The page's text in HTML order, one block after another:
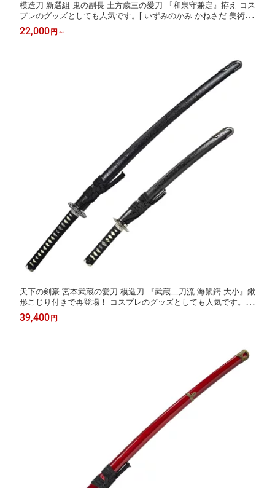
模造刀 新選組 鬼の副長 土方歳三の愛刀 『和泉守兼定』拵え コス
プレのグッズとしても人気です。[ いずみのかみ かねさだ 美術刀
剣 模造刀 模擬刀 美術刀 日本刀 大刀 刀剣 印伝風朱塗り 抜刀 赤
新撰組 コスプレ 観賞用 ] クリーニングクロス付
22,000 円 ～
天下の剣豪 宮本武蔵の愛刀 模造刀 『武蔵二刀流 海鼠鍔 大小』鍬
形こじり付きで再登場！ コスプレのグッズとしても人気です。 [
美術刀剣 模造刀 模擬刀 美術刀 日本刀 刀 コスプレ 黒鞘 大刀小刀
セット 観賞用 抜刀 ] 亜鉛合金 クリーニングクロス付
39,400 円